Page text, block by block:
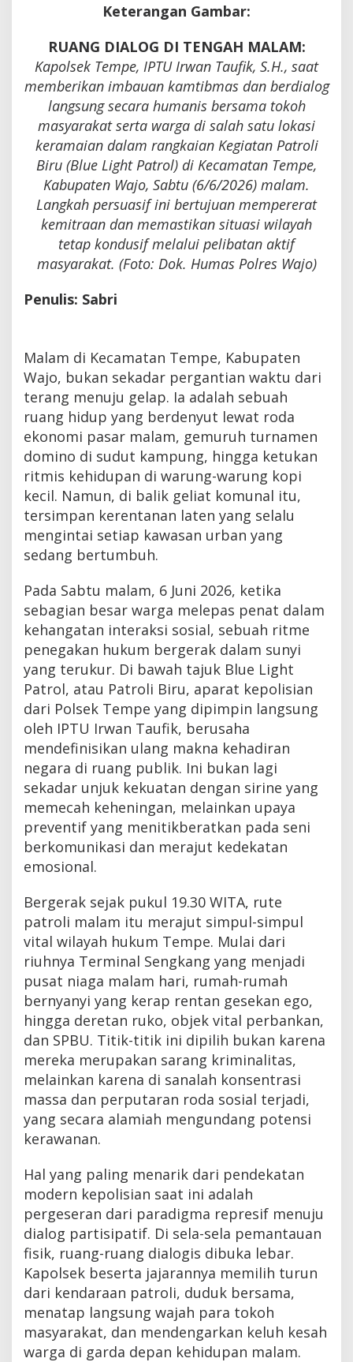
Keterangan Gambar:
RUANG DIALOG DI TENGAH MALAM:
Kapolsek Tempe, IPTU Irwan Taufik, S.H., saat
memberikan imbauan kamtibmas dan berdialog
langsung secara humanis bersama tokoh
masyarakat serta warga di salah satu lokasi
keramaian dalam rangkaian Kegiatan Patroli
Biru (Blue Light Patrol) di Kecamatan Tempe,
Kabupaten Wajo, Sabtu (6/6/2026) malam.
Langkah persuasif ini bertujuan mempererat
kemitraan dan memastikan situasi wilayah
tetap kondusif melalui pelibatan aktif
masyarakat. (Foto: Dok. Humas Polres Wajo)
Penulis: Sabri
Malam di Kecamatan Tempe, Kabupaten
Wajo, bukan sekadar pergantian waktu dari
terang menuju gelap. Ia adalah sebuah
ruang hidup yang berdenyut lewat roda
ekonomi pasar malam, gemuruh turnamen
domino di sudut kampung, hingga ketukan
ritmis kehidupan di warung-warung kopi
kecil. Namun, di balik geliat komunal itu,
tersimpan kerentanan laten yang selalu
mengintai setiap kawasan urban yang
sedang bertumbuh.
Pada Sabtu malam, 6 Juni 2026, ketika
sebagian besar warga melepas penat dalam
kehangatan interaksi sosial, sebuah ritme
penegakan hukum bergerak dalam sunyi
yang terukur. Di bawah tajuk Blue Light
Patrol, atau Patroli Biru, aparat kepolisian
dari Polsek Tempe yang dipimpin langsung
oleh IPTU Irwan Taufik, berusaha
mendefinisikan ulang makna kehadiran
negara di ruang publik. Ini bukan lagi
sekadar unjuk kekuatan dengan sirine yang
memecah keheningan, melainkan upaya
preventif yang menitikberatkan pada seni
berkomunikasi dan merajut kedekatan
emosional.
Bergerak sejak pukul 19.30 WITA, rute
patroli malam itu merajut simpul-simpul
vital wilayah hukum Tempe. Mulai dari
riuhnya Terminal Sengkang yang menjadi
pusat niaga malam hari, rumah-rumah
bernyanyi yang kerap rentan gesekan ego,
hingga deretan ruko, objek vital perbankan,
dan SPBU. Titik-titik ini dipilih bukan karena
mereka merupakan sarang kriminalitas,
melainkan karena di sanalah konsentrasi
massa dan perputaran roda sosial terjadi,
yang secara alamiah mengundang potensi
kerawanan.
Hal yang paling menarik dari pendekatan
modern kepolisian saat ini adalah
pergeseran dari paradigma represif menuju
dialog partisipatif. Di sela-sela pemantauan
fisik, ruang-ruang dialogis dibuka lebar.
Kapolsek beserta jajarannya memilih turun
dari kendaraan patroli, duduk bersama,
menatap langsung wajah para tokoh
masyarakat, dan mendengarkan keluh kesah
warga di garda depan kehidupan malam.